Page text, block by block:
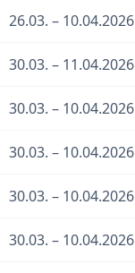
26.03. – 10.04.2026
30.03. – 11.04.2026
30.03. – 10.04.2026
30.03. – 10.04.2026
30.03. – 10.04.2026
30.03. – 10.04.2026